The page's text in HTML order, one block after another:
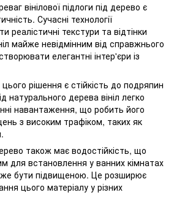
вінілової підлоги під дерево є
Сучасні технології
реалістичні текстури та відтінки
майже невідмінним від справжнього
елегантні інтер'єри із
рішення є стійкість до подряпин
натурального дерева вініл легко
навантаження, що робить його
з високим трафіком, таких як
також має водостійкість, що
для встановлення у ванних кімнатах
бути підвищеною. Це розширює
цього матеріалу у різних